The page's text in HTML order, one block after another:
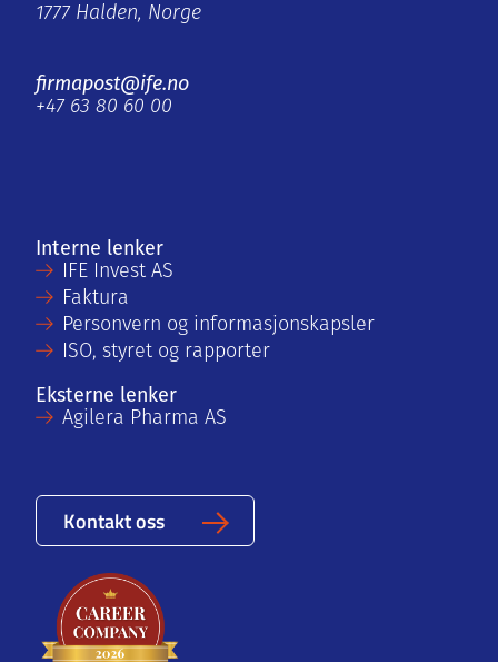
1777 Halden, Norge
firmapost@ife.no
+47 63 80 60 00
Interne lenker
IFE Invest AS
Faktura
Personvern og informasjonskapsler
ISO, styret og rapporter
Eksterne lenker
Agilera Pharma AS
Kontakt oss